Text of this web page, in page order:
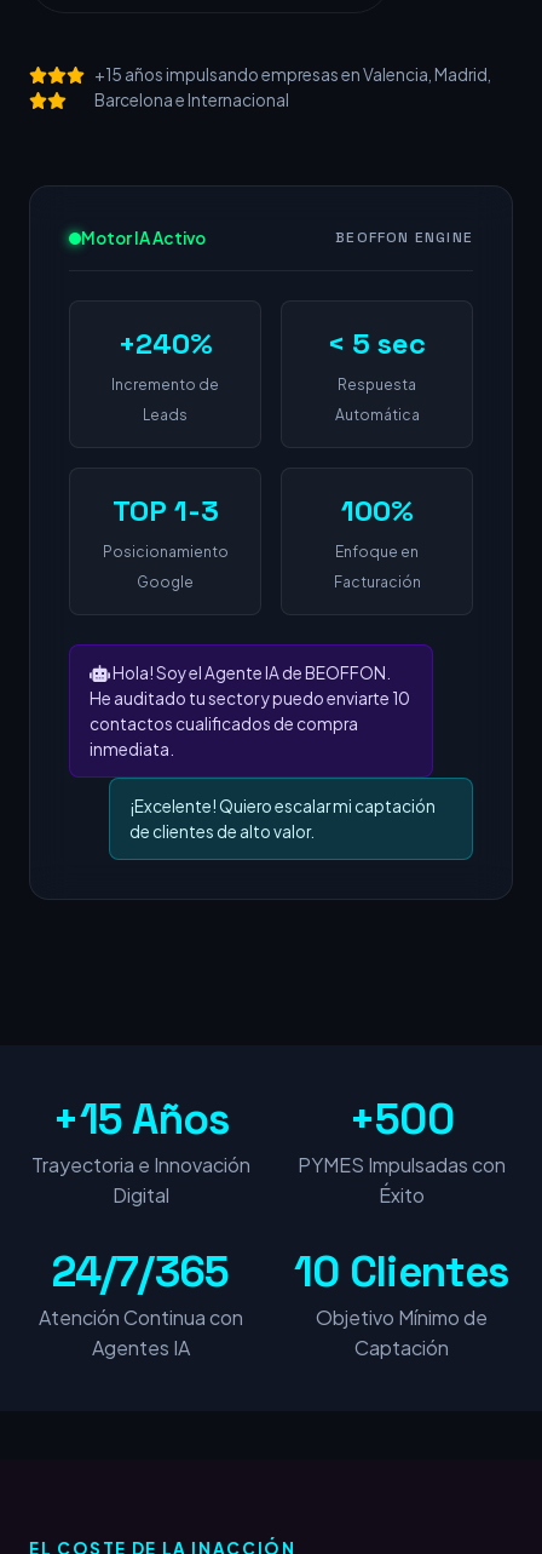
+15 años impulsando empresas en Valencia, Madrid,
Barcelona e Internacional
Motor IA Activo BEOFFON ENGINE
+240%
Incremento de
Leads
< 5 sec
Respuesta
Automática
TOP 1-3
Posicionamiento
Google
100%
Enfoque en
Facturación
Hola! Soy el Agente IA de BEOFFON.
He auditado tu sector y puedo enviarte 10
contactos cualificados de compra
inmediata.
¡Excelente! Quiero escalar mi captación
de clientes de alto valor.
+15 Años
Trayectoria e Innovación
Digital
+500
PYMES Impulsadas con
Éxito
24/7/365
Atención Continua con
Agentes IA
10 Clientes
Objetivo Mínimo de
Captación
EL COSTE DE LA INACCIÓN